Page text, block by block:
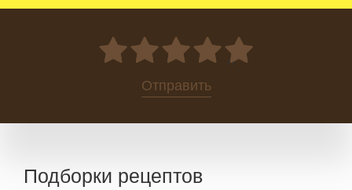
0
Отправить
Подборки рецептов